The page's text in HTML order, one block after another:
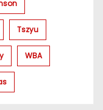
Tszyu
WBA